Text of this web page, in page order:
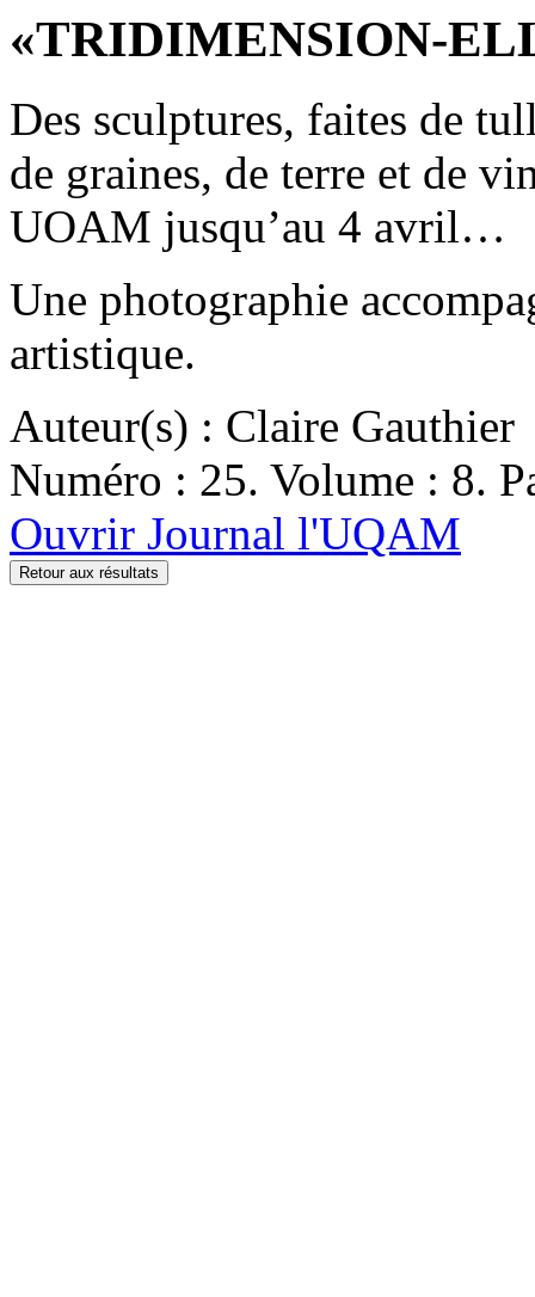
«TRIDIMENSION-
Des sculptures, faites de
de graines, de terre et de
UOAM jusqu’au 4 avril…
Une photographie
artistique.
Auteur(s) : Claire Gauthier
Numéro : 25. Volume : 8.
Ouvrir Journal l'UQAM
Retour aux résultats